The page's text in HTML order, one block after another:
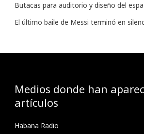
Butacas para auditorio y diseño del
El último baile de Messi terminó en
Medios donde han
artículos
Habana Radio